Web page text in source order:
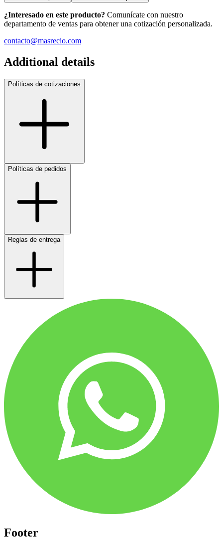
¿Interesado en este producto? Comunícate con nuestro
departamento de ventas para obtener una cotización personalizada.
contacto@masrecio.com
Additional details
Políticas de cotizaciones
Políticas de pedidos
Reglas de entrega
Footer